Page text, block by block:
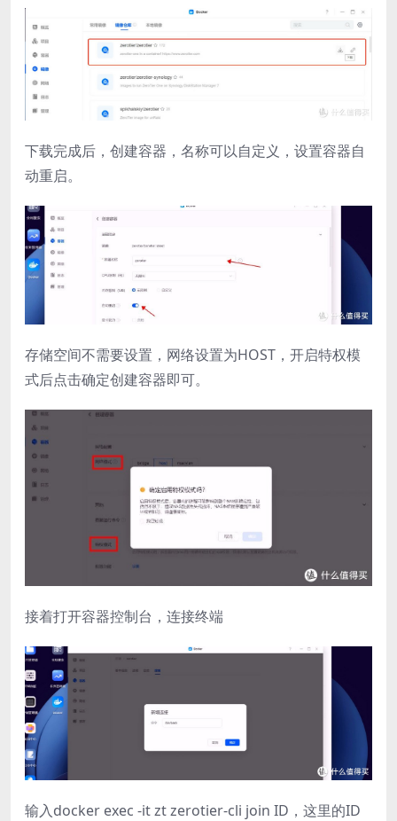
下载完成后，创建容器，名称可以自定义，设置容器自
动重启。
存储空间不需要设置，网络设置为HOST，开启特权模
式后点击确定创建容器即可。
接着打开容器控制台，连接终端
输入docker exec -it zt zerotier-cli join ID，这里的ID